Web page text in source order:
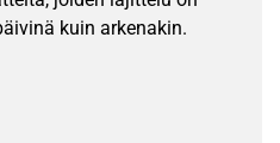
kuin arkenakin.